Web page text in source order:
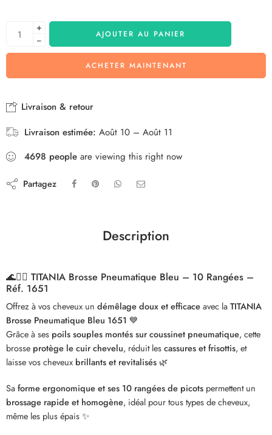
+
−
AJOUTER AU PANIER
ACHETER MAINTENANT
Livraison & retour
Livraison estimée: Août 10 – Août 11
4698 people are viewing this right now
Partagez
Description
🌊💆‍♀️ TITANIA Brosse Pneumatique Bleu – 10 Rangées –
Réf. 1651
Offrez à vos cheveux un démêlage doux et efficaceavec la TITANIA
Brosse Pneumatique Bleu 1651 💙
Grâce à ses poils souples montés sur coussinet pneumatique, cette
brosse protège le cuir chevelu, réduit lescassures et frisottis, et
laisse vos cheveux brillants et revitalisés 🌿
Sa forme ergonomique et ses 10 rangées de picots permettent un
brossage rapide et homogène, idéal pour tous types de cheveux,
même les plus épais ✨